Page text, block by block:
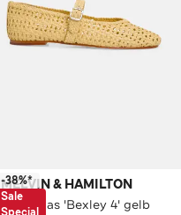
MELVIN & HAMILTON
Ballerinas 'Bexley 4' gelb
-38%*
Sale
Special